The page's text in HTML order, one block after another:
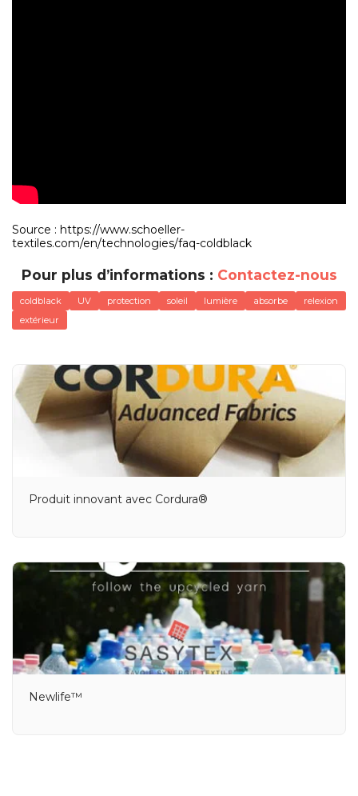
Source : https://www.schoeller-
textiles.com/en/technologies/faq-coldblack
Pour plus d’informations : Contactez-nous
coldblack UV protection soleil lumière absorbe
relexion
extérieur
Produit innovant avec Cordura®
Newlife™